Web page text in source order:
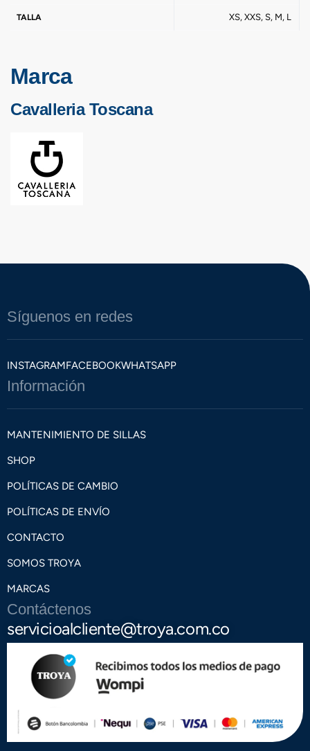
TALLA XS, XXS, S, M, L
Marca
Cavalleria Toscana
Síguenos en redes
INSTAGRAMFACEBOOKWHATSAPP
Información
MANTENIMIENTO DE SILLAS
SHOP
POLÍTICAS DE CAMBIO
POLÍTICAS DE ENVÍO
CONTACTO
SOMOS TROYA
MARCAS
Contáctenos
servicioalcliente@troya.com.co